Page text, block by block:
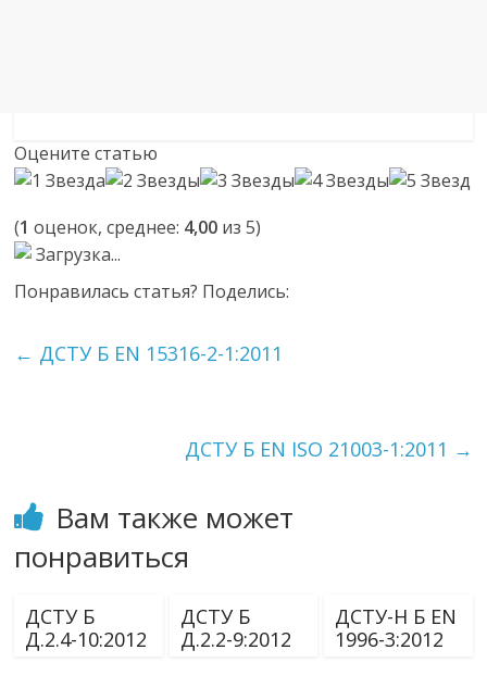
Оцените статью
(1 оценок, среднее: 4,00 из 5)
Загрузка...
Понравилась статья? Поделись:
← ДСТУ Б EN 15316-2-1:2011
ДСТУ Б EN ISO 21003-1:2011 →
Вам также может
понравиться
ДСТУ Б
Д.2.4-10:2012
ДСТУ Б
Д.2.2-9:2012
ДСТУ-Н Б EN
1996-3:2012